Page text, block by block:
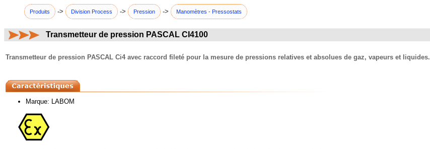
Produits -> Division Process -> Pression -> Manomètres - Pressostats
Transmetteur de pression PASCAL CI4100
Transmetteur de pression PASCAL Ci4 avec raccord fileté pour la mesure de pressions relatives et absolues de gaz, vapeurs et liquides.
Marque: LABOM